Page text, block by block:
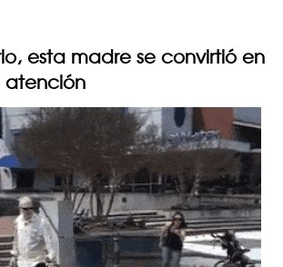
esta madre se convirtió en
atención